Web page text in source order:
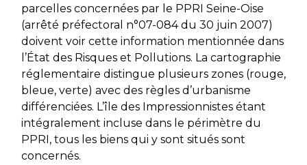
parcelles concernées par le PPRI Seine-Oise
(arrêté préfectoral n°07-084 du 30 juin 2007)
doivent voir cette information mentionnée dans
l’État des Risques et Pollutions. La cartographie
réglementaire distingue plusieurs zones (rouge,
bleue, verte) avec des règles d’urbanisme
différenciées. L’île des Impressionnistes étant
intégralement incluse dans le périmètre du
PPRI, tous les biens qui y sont situés sont
concernés.